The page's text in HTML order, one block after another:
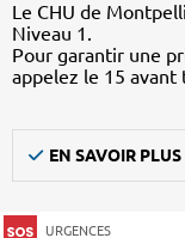
Le CHU de
Niveau 1.
Pour garantir une
appelez le 15 avant
EN SAVOIR PLUS
URGENCES